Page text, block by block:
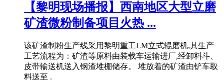
【黎明现场播报】西南地区大型立磨
矿渣微粉制备项目火热 ...
该矿渣制粉生产线采用黎明重工LM立式辊磨机,其生产
工艺流程为：矿渣等原料由装载车运输进厂,经卸料斗、
皮带输送机送入钢渣堆棚储存。 堆放着的矿渣由铲车取
料送至 .